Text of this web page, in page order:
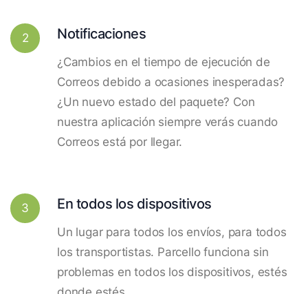
2 Notificaciones
¿Cambios en el tiempo de ejecución de
Correos debido a ocasiones inesperadas?
¿Un nuevo estado del paquete? Con
nuestra aplicación siempre verás cuando
Correos está por llegar.
3 En todos los dispositivos
Un lugar para todos los envíos, para todos
los transportistas. Parcello funciona sin
problemas en todos los dispositivos, estés